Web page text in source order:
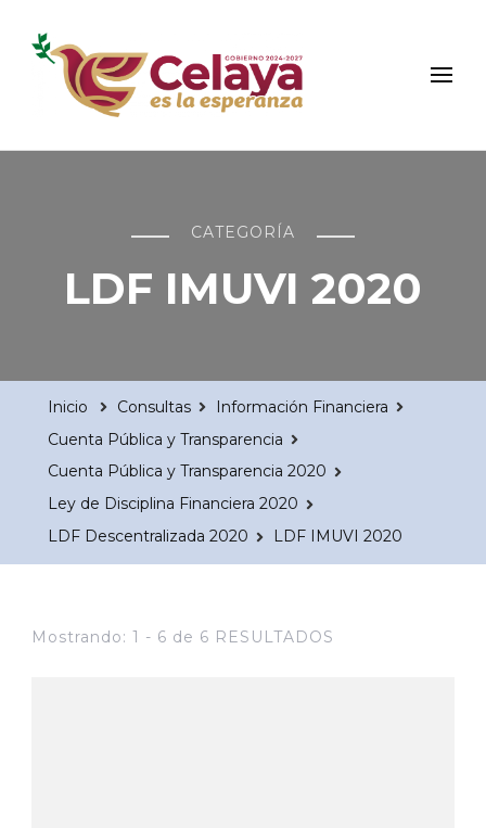
Municipio de Celaya
Portal Oficial del Municipio de Celaya
CATEGORÍA
LDF IMUVI 2020
Inicio Consultas
Información Financiera
Cuenta Pública y Transparencia
Cuenta Pública y Transparencia 2020
Ley de Disciplina Financiera 2020
LDF Descentralizada 2020
LDF IMUVI 2020
Mostrando: 1 - 6 de 6 RESULTADOS